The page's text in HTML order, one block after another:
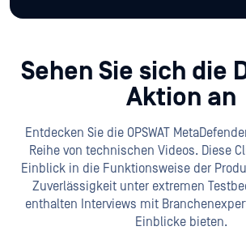
Sehen Sie sich die
Aktion an
Entdecken Sie die OPSWAT
Reihe von technischen Videos. Diese
Einblick in die Funktionsweise der
Zuverlässigkeit unter extremen
enthalten Interviews mit
Einblicke bieten.